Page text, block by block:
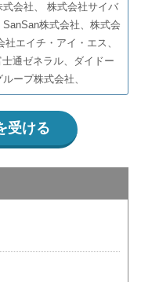
会社、 株式会社サイバ
株式会社、株式会
エイチ・アイ・エス、
通ゼネラル、ダイドー
ープ株式会社、
受ける